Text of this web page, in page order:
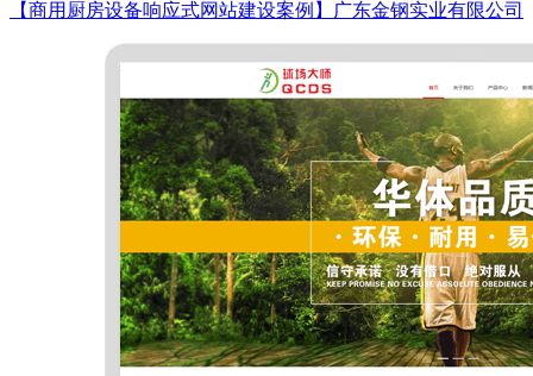
【商用厨房设备响应式网站建设案例】广东金钢实业有限公司